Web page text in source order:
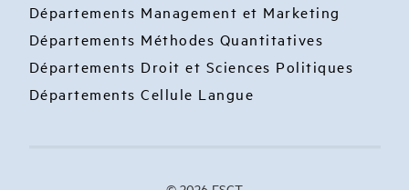
Départements Management et Marketing
Départements Méthodes Quantitatives
Départements Droit et Sciences Politiques
Départements Cellule Langue